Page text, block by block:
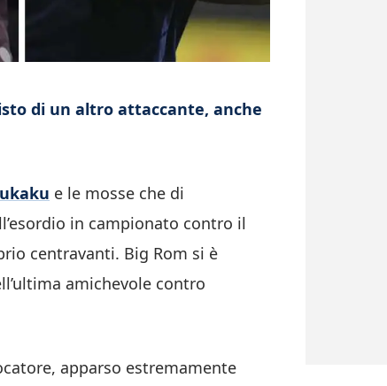
di un altro attaccante, anche
e le mosse che di
in campionato contro il
centravanti. Big Rom si è
amichevole contro
apparso estremamente